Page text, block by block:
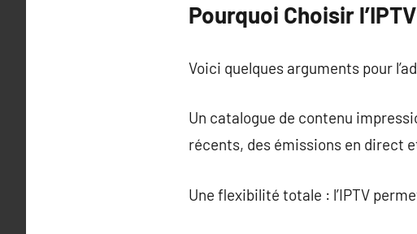
Pourquoi Choisir
Voici quelques arguments pour
Un catalogue de contenu
récents, des émissions en direct
Une flexibilité totale : l’IPTV